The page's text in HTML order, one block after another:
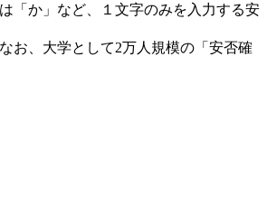
「か」など、１文字のみを入力する安
お、大学として2万人規模の「安否確